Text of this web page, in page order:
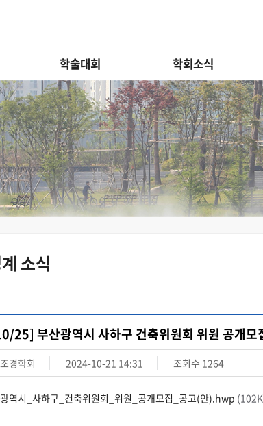
학술대회 학회소식
소식
25] 부산광역시 사하구 건축위원회 위원 공개모
경학회 2024-10-21 14:31 조회수 1264
역시_사하구_건축위원회_위원_공개모집_공고(안).hwp